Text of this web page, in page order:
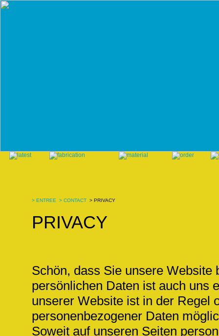
> ENTREE > CONTACT > PRIVACY
PRIVACY
Schön, dass Sie unsere Website
persönlichen Daten ist auch uns
unserer Website ist in der Regel
personenbezogener Daten
Soweit auf unseren Seiten